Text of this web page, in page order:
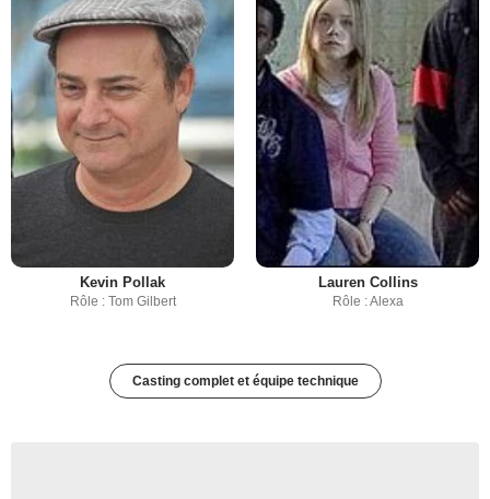
Kevin Pollak
Rôle : Tom Gilbert
Lauren Collins
Rôle : Alexa
Casting complet et équipe technique